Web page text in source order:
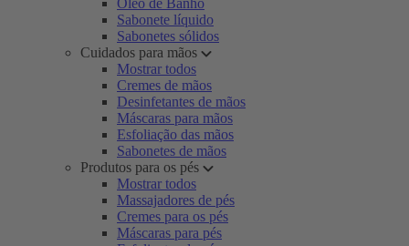
Óleo de Banho
Sabonete líquido
Sabonetes sólidos
Cuidados para mãos
Mostrar todos
Cremes de mãos
Desinfetantes de mãos
Máscaras para mãos
Esfoliação das mãos
Sabonetes de mãos
Produtos para os pés
Mostrar todos
Massajadores de pés
Cremes para os pés
Máscaras para pés